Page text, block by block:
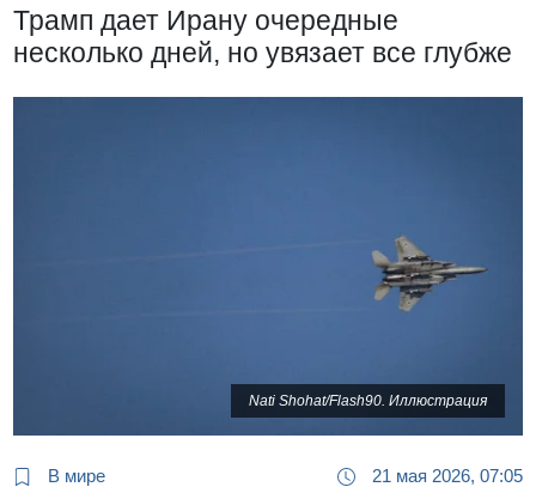
Трамп дает Ирану очередные
несколько дней, но увязает все глубже
Nati Shohat/Flash90. Иллюстрация
В мире 21 мая 2026, 07:05